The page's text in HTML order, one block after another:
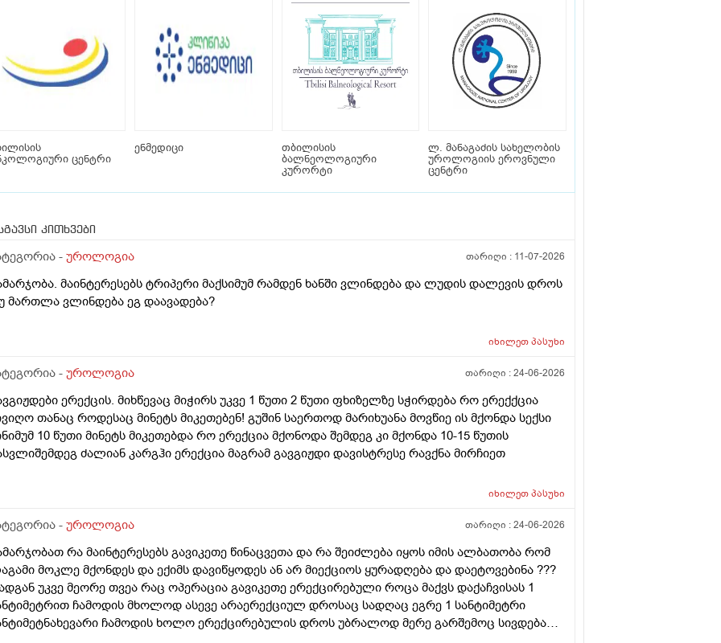
ცენტრი
ენმედიცი
თბილისის
ბალნეოლოგიური
კურორტი
ლ. მანაგაძის სახელობის
უროლოგიის ეროვნული
ცენტრი
კითხვები
- უროლოგია თარიღი : 11-07-2026
მაინტერესებს ტრიპერი მაქსიმუმ რამდენ ხანში ვლინდება და ლუდის დალევის დროს
მართლა ვლინდება ეგ დაავადება?
იხილეთპასუხი
- უროლოგია თარიღი :24-06-2026
ერექცის. მიხწევაც მიჭირს უკვე 1 წუთი 2 წუთი ფხიზელზე სჭირდება რო ერექქცია
თანაც როდესაც მინეტს მიკეთებენ! გუშინ საერთოდ მარიხუანა მოვწიე ის მქონდა სექსი
10 წუთი მინეტს მიკეთებდა რო ერექცია მქონოდა შემდეგ კი მქონდა 10-15 წუთის
ძალიან კარგჰი ერექცია მაგრამ გავგიჟდი დავისტრესე რავქნა მირჩიეთ
იხილეთპასუხი
- უროლოგია თარიღი :24-06-2026
რა მაინტერესებს გავიკეთე წინაცვეთა და რა შეიძლება იყოს იმის ალბათობა რომ
მოკლე მქონდეს და ექიმს დავიწყოდეს ან არ მიექციოს ყურადღება და დაეტოვებინა ???
უკვე მეორე თვეა რაც ოპერაცია გავიკეთე ერექცირებული როცა მაქვს დაქაჩვისას 1
ჩამოდის მხოლოდ ასევე არაერექციულ დროსაც სადღაც ეგრე 1 სანტიმეტრი
ჩამოდის ხოლო ერექცირებულის დროს უბრალოდ მერე გარშემოც სივდება